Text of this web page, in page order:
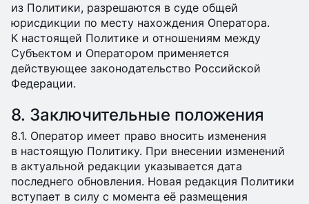
из Политики, разрешаются в суде общей
юрисдикции по месту нахождения Оператора.
К настоящей Политике и отношениям между
Субъектом и Оператором применяется
действующее законодательство Российской
Федерации.
8. Заключительные положения
8.1. Оператор имеет право вносить изменения
в настоящую Политику. При внесении изменений
в актуальной редакции указывается дата
последнего обновления. Новая редакция Политики
вступает в силу с момента её размещения